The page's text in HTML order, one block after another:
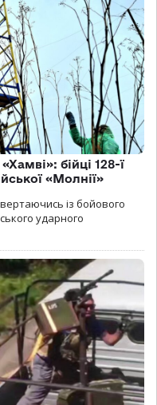
бійці 128-ї
«Молнії»
із бойового
ударного